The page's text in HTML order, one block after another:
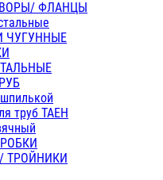
ФЛАНЦЫ
ЧУГУННЫЕ
труб ТАЕН
ТРОЙНИКИ